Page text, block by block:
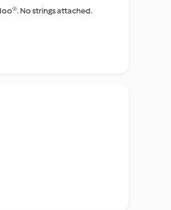
No strings attached.